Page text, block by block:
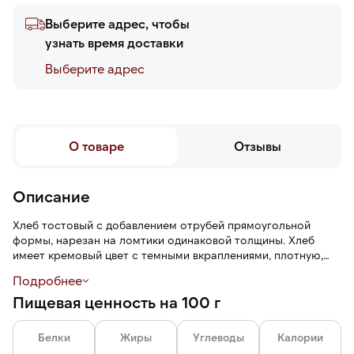
Выберите адрес, чтобы
узнать время доставки
Выберите адреc
О товаре Отзывы
Описание
Хлеб тостовый с добавлением отрубей прямоугольной
формы, нарезан на ломтики одинаковой толщины. Хлеб
имеет кремовый цвет с темными вкраплениями, плотную,
нотами и насыщенный пшеничный вкус с легкой
терпкостью. При поджаривании в тостере или на сковороде
хлеб приобретает равномерную хрустящую корочку
снаружи, оставаясь мягким и нежным внутри.
Подробнее
Пищевая ценность на 100 г
Белки Жиры Углеводы Калории